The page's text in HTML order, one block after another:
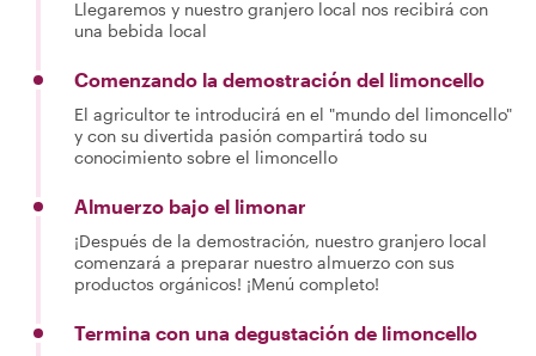
Llegaremos y nuestro granjero local nos recibirá con
una bebida local
Comenzando la demostración del limoncello
El agricultor te introducirá en el "mundo del limoncello"
y con su divertida pasión compartirá todo su
conocimiento sobre el limoncello
Almuerzo bajo el limonar
¡Después de la demostración, nuestro granjero local
comenzará a preparar nuestro almuerzo con sus
productos orgánicos! ¡Menú completo!
Termina con una degustación de limoncello